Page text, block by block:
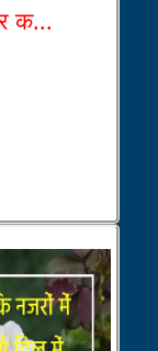
क...